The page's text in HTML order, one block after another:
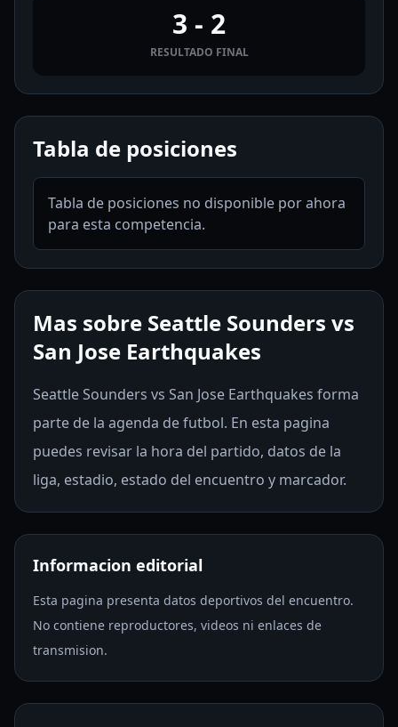
3 - 2
RESULTADO FINAL
Tabla de posiciones
Tabla de posiciones no disponible por ahora
para esta competencia.
Mas sobre Seattle Sounders vs
San Jose Earthquakes
Seattle Sounders vs San Jose Earthquakes forma
parte de la agenda de futbol. En esta pagina
puedes revisar la hora del partido, datos de la
liga, estadio, estado del encuentro y marcador.
Informacion editorial
Esta pagina presenta datos deportivos del encuentro.
No contiene reproductores, videos ni enlaces de
transmision.